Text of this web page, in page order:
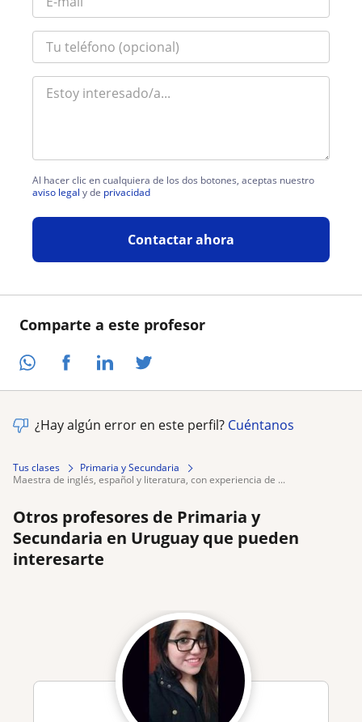
Comparte a este profesor
Al hacer clic en cualquiera de los dos botones, aceptas nuestro
aviso legal y de privacidad
Contactar ahora
¿Hay algún error en este perfil? Cuéntanos
Tus clases
Primaria y Secundaria
maestra de inglés, español y literatura, con experiencia de ...
Otros profesores de Primaria y
Secundaria en Uruguay que pueden
interesarte